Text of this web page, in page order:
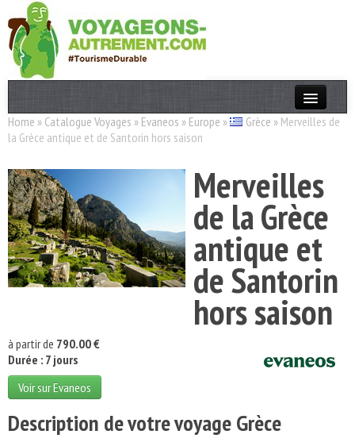
Actualités
Destinations
Acteurs
Thèmes
Home » Catalogue Voyages » Evaneos » Europe » Grèce » Merveilles de
la Grèce antique et de Santorin hors saison
Merveilles
de la Grèce
antique et
de Santorin
hors saison
à partir de 790.00 €
Durée : 7 jours
Voir sur Evaneos
Description de votre voyage Grèce